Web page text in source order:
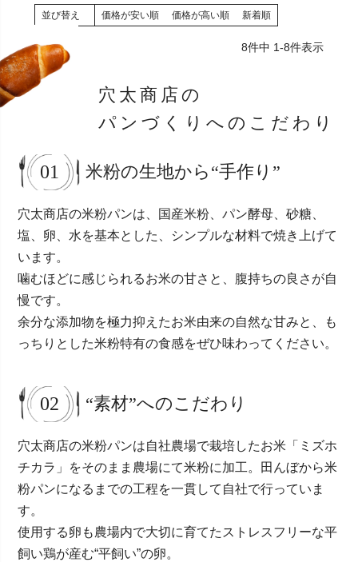
並び替え 価格が安い順 価格が高い順 新着順
8件中 1-8件表示
穴太商店の
パンづくりへの こだわり
01 米粉の生地から“手作り”
穴太商店の米粉パンは、国産米粉、パン酵母、砂糖、
塩、卵、水を基本とした、シンプルな材料で焼き上げて
います。
噛むほどに感じられるお米の甘さと、腹持ちの良さが自
慢です。
余分な添加物を極力抑えたお米由来の自然な甘みと、も
っちりとした米粉特有の食感をぜひ味わってください。
02 “素材”へのこだわり
穴太商店の米粉パンは自社農場で栽培したお米「ミズホ
チカラ」をそのまま農場にて米粉に加工。田んぼから米
粉パンになるまでの工程を一貫して自社で行っていま
す。
使用する卵も農場内で大切に育てたストレスフリーな平
飼い鶏が産む“平飼い”の卵。